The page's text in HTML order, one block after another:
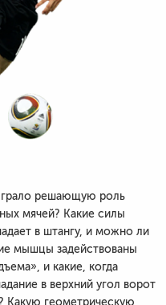
решающую роль
мячей? Какие силы
в штангу, и можно ли
мышцы задействованы
и какие, когда
в верхний угол ворот
Какую геометрическую